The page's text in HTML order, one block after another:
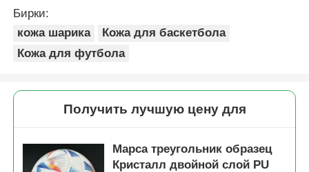
Бирки:
кожа шарика
Кожа для баскетбола
Кожа для футбола
Получить лучшую цену для
Марса треугольник образец
Кристалл двойной слой PU